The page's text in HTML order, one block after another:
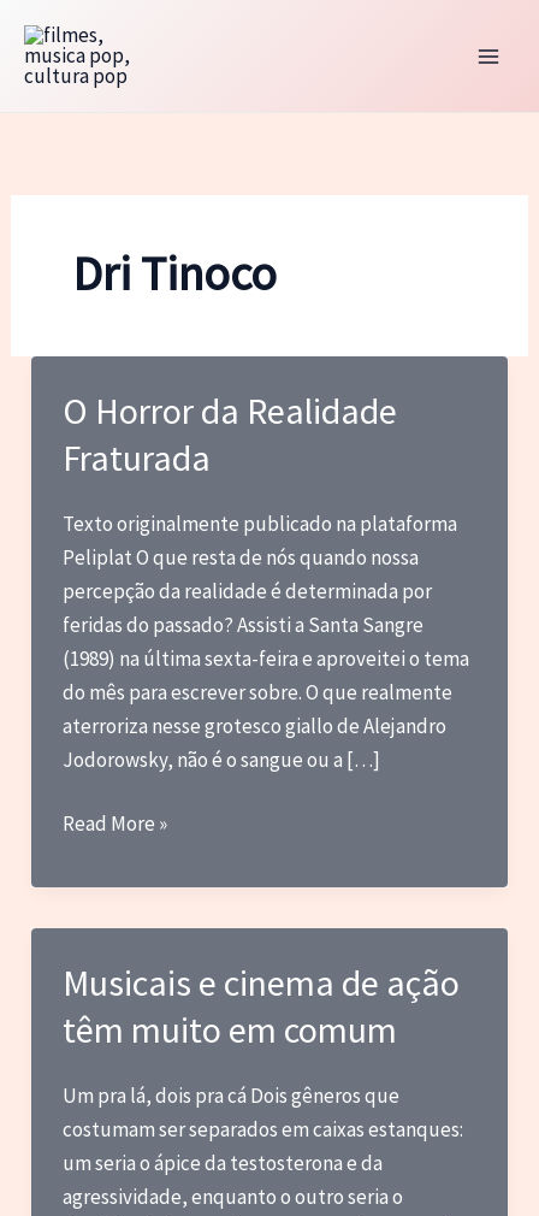
para
Dri Tinoco
O Horror da Realidade
Fraturada
Texto originalmente publicado na plataforma
Peliplat O que resta de nós quando nossa
percepção da realidade é determinada por
feridas do passado? Assisti a Santa Sangre
(1989) na última sexta-feira e aproveitei o tema
do mês para escrever sobre. O que realmente
aterroriza nesse grotesco giallo de Alejandro
Jodorowsky, não é o sangue ou a […]
O
da
Realidade
Read More »
Musicais e cinema de ação
têm muito em comum
Um pra lá, dois pra cá Dois gêneros que
costumam ser separados em caixas estanques:
um seria o ápice da testosterona e da
agressividade, enquanto o outro seria o